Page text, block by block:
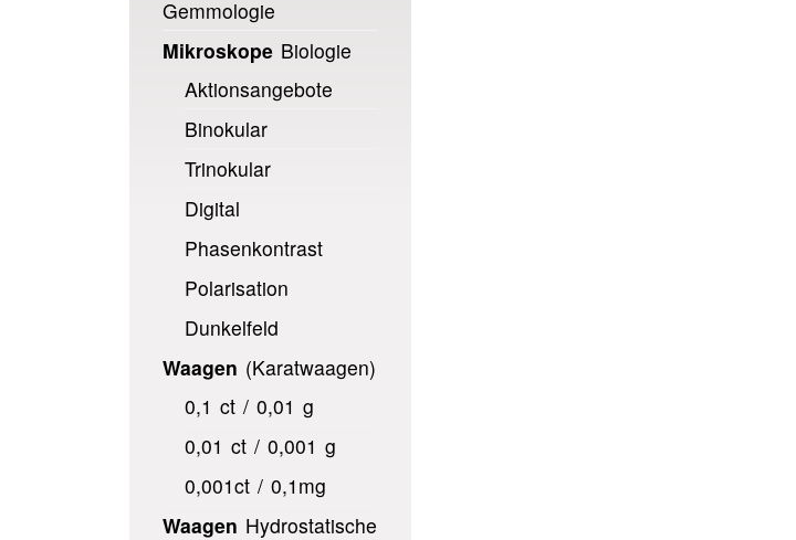
Gemmologie
Mikroskope Biologie
Aktionsangebote
Binokular
Trinokular
Digital
Phasenkontrast
Polarisation
Dunkelfeld
Waagen (Karatwaagen)
0,1 ct / 0,01 g
0,01 ct / 0,001 g
0,001ct / 0,1mg
Waagen Hydrostatische